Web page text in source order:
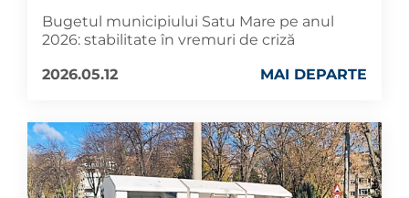
Bugetul municipiului Satu Mare pe anul
2026: stabilitate în vremuri de criză
2026.05.12
MAI DEPARTE